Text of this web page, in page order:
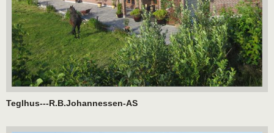
Teglhus---R.B.Johannessen-AS